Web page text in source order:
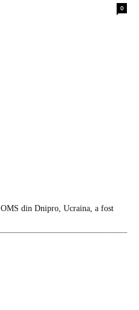
0
din Dnipro, Ucraina, a fost